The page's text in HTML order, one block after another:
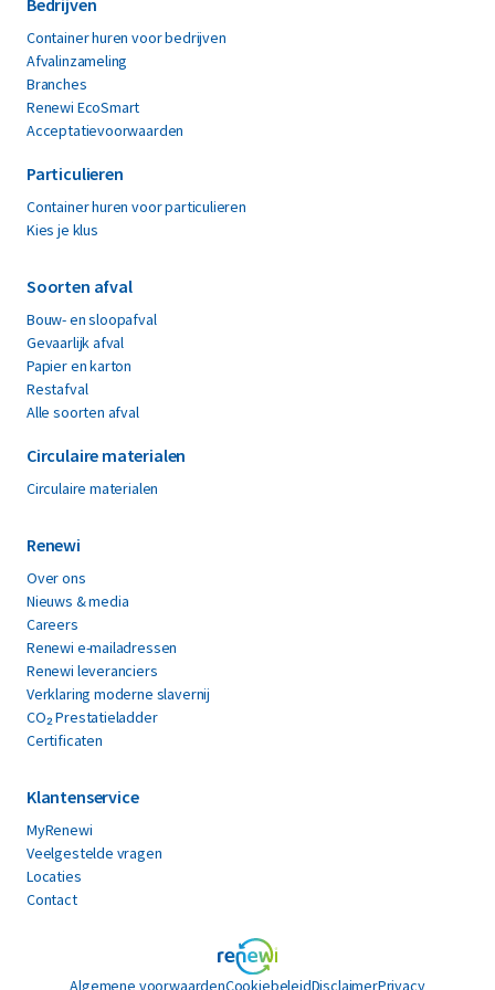
Huizen
Kampen
Nijmegen
Nijverdal
Noordwijk
Oldenzaal
Oosterhout
Papendrecht
Raalte
Ridderkerk
Utrecht
Veendam
Veenendaal
Veghel
Veldhoven
Waalwijk
Winschoten
Wijchen
Zaandam
Zaltbommel
Zeist
Zutphen
Zuidplas
Container huren voor bedrijven
Afvalinzameling
Branches
Renewi EcoSmart
Acceptatievoorwaarden
Particulieren
Container huren voor particulieren
Kies je klus
Soorten afval
Bouw- en sloopafval
Gevaarlijk afval
Papier en karton
Restafval
Alle soorten afval
Circulaire materialen
Circulaire materialen
Renewi
Over ons
Nieuws & media
Careers
Renewi e-mailadressen
Renewi leveranciers
Verklaring moderne slavernij
CO₂ Prestatieladder
Certificaten
Klantenservice
MyRenewi
Veelgestelde vragen
Locaties
Contact
Algemene voorwaardenCookiebeleidDisclaimerPrivacy